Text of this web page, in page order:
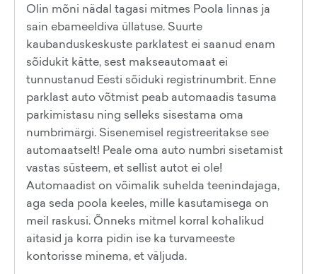
Olin mõni nädal tagasi mitmes Poola linnas ja
sain ebameeldiva üllatuse. Suurte
kaubanduskeskuste parklatest ei saanud enam
sõidukit kätte, sest makseautomaat ei
tunnustanud Eesti sõiduki registrinumbrit. Enne
parklast auto võtmist peab automaadis tasuma
parkimistasu ning selleks sisestama oma
numbrimärgi. Sisenemisel registreeritakse see
automaatselt! Peale oma auto numbri sisetamist
vastas süsteem, et sellist autot ei ole!
Automaadist on võimalik suhelda teenindajaga,
aga seda poola keeles, mille kasutamisega on
meil raskusi. Õnneks mitmel korral kohalikud
aitasid ja korra pidin ise ka turvameeste
kontorisse minema, et väljuda.